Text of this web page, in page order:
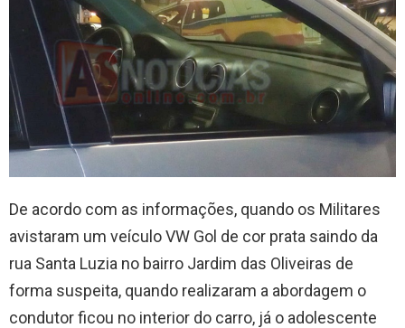
De acordo com as informações, quando os Militares
avistaram um veículo VW Gol de cor prata saindo da
rua Santa Luzia no bairro Jardim das Oliveiras de
forma suspeita, quando realizaram a abordagem o
condutor ficou no interior do carro, já o adolescente